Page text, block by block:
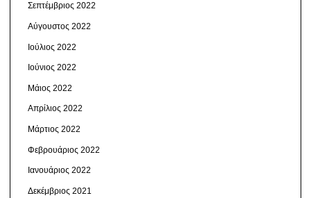
Σεπτέμβριος 2022
Αύγουστος 2022
Ιούλιος 2022
Ιούνιος 2022
Μάιος 2022
Απρίλιος 2022
Μάρτιος 2022
Φεβρουάριος 2022
Ιανουάριος 2022
Δεκέμβριος 2021